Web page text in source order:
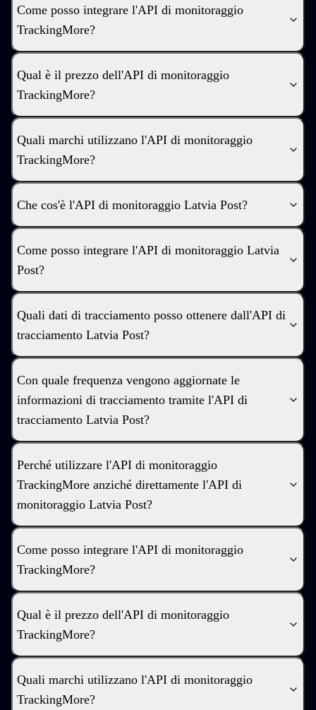
Come posso integrare l'API di monitoraggio
TrackingMore?
Qual è il prezzo dell'API di monitoraggio
TrackingMore?
Quali marchi utilizzano l'API di monitoraggio
TrackingMore?
Che cos'è l'API di monitoraggio Latvia Post?
Come posso integrare l'API di monitoraggio Latvia
Post?
Quali dati di tracciamento posso ottenere dall'API di
tracciamento Latvia Post?
Con quale frequenza vengono aggiornate le
informazioni di tracciamento tramite l'API di
tracciamento Latvia Post?
Perché utilizzare l'API di monitoraggio
TrackingMore anziché direttamente l'API di
monitoraggio Latvia Post?
Come posso integrare l'API di monitoraggio
TrackingMore?
Qual è il prezzo dell'API di monitoraggio
TrackingMore?
Quali marchi utilizzano l'API di monitoraggio
TrackingMore?